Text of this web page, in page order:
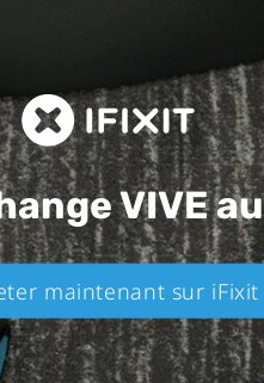
VIVE
maintenant sur iFixit​